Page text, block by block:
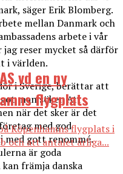
säger Erik Blomberg.
mellan Danmark och
arbete i vår
reser mycket så därför
i världen.
i Sverige, berättar att
man söker. Att
när det sker är det
med god
med gott renommé.
är goda
främja danska
vd en ny
flygplats
Köpenhamns flygplats i
och att antalet årliga...